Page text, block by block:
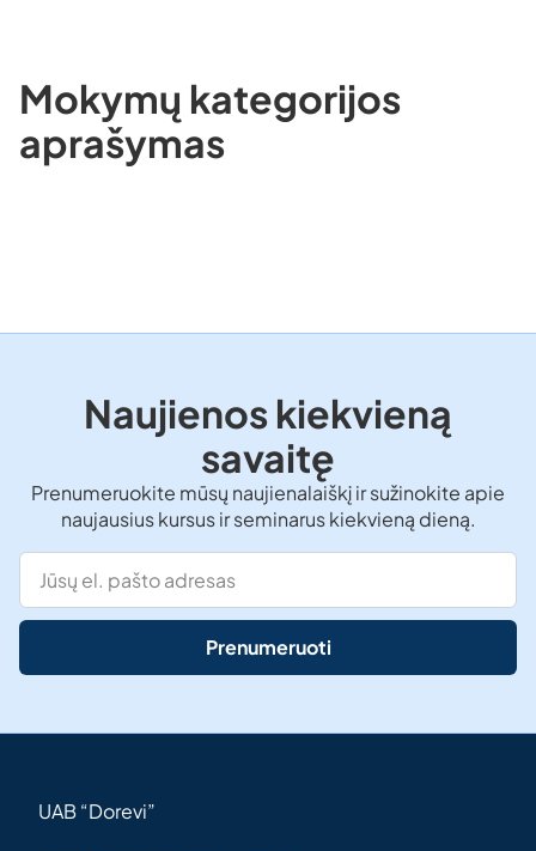
Mokymų kategorijos
aprašymas
Naujienos kiekvieną
savaitę
Prenumeruokite mūsų naujienalaiškį ir sužinokite apie
naujausius kursus ir seminarus kiekvieną dieną.
Prenumeruoti
UAB “Dorevi”